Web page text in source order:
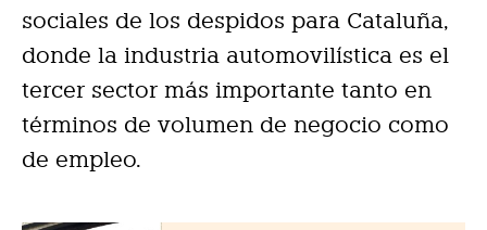
sociales de los despidos para Cataluña,
donde la industria automovilística es el
tercer sector más importante tanto en
términos de volumen de negocio como
de empleo.